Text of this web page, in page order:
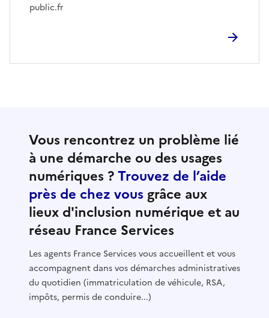
public.fr
Vous rencontrez un problème lié
à une démarche ou des usages
numériques ?Trouvez de l’aide
près de chez vous grâce aux
lieux d'inclusion numérique et au
réseau France Services
Les agents France Services vous accueillent et vous
accompagnent dans vos démarches administratives
du quotidien (immatriculation de véhicule, RSA,
impôts, permis de conduire...)